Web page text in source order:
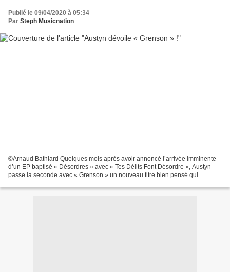
Publié le 09/04/2020 à 05:34
Par Steph Musicnation
©Arnaud Bathiard Quelques mois après avoir annoncé l’arrivée imminente
d’un EP baptisé « Désordres » avec « Tes Délits Font Désordre », Austyn
passe la seconde avec « Grenson » un nouveau titre bien pensé qui